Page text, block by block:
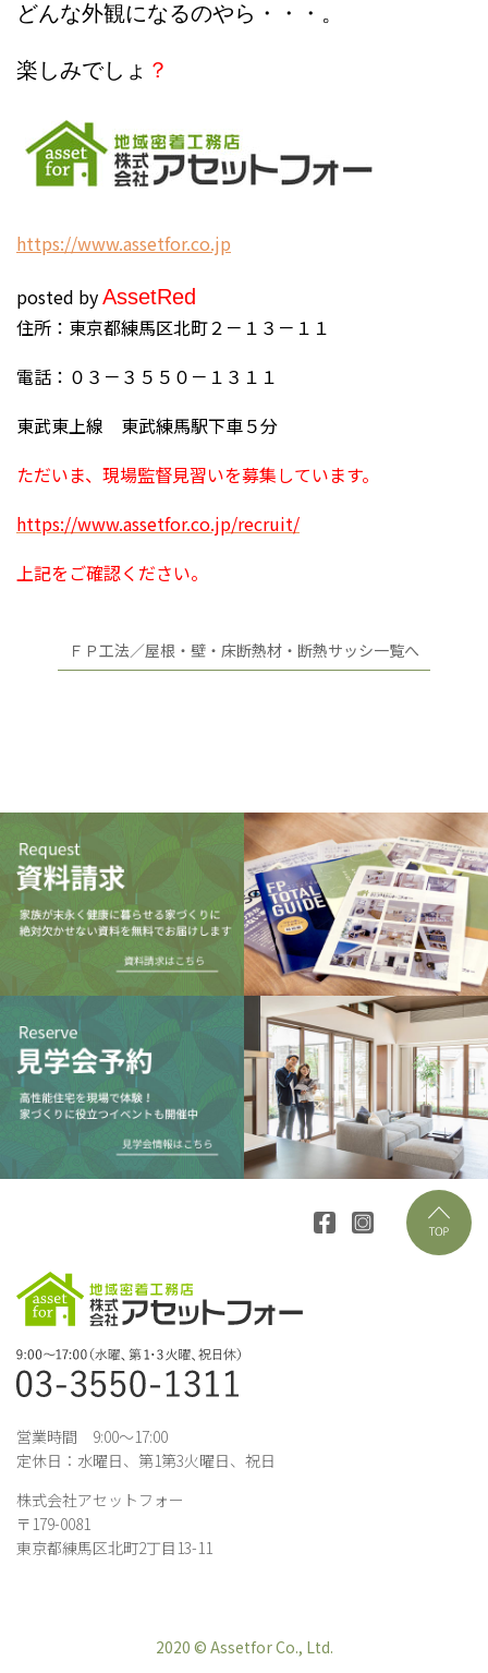
どんな外観になるのやら・・・。
楽しみでしょ ？
https://www.assetfor.co.jp
posted byAssetRed
住所：東京都練馬区北町２－１３－１１
電話：０３－３５５０－１３１１
東武東上線 東武練馬駅下車５分
ただいま、現場監督見習いを募集しています。
https://www.assetfor.co.jp/recruit/
上記をご確認ください。
ＦＰ工法／屋根・壁・床断熱材・断熱サッシ一覧へ
営業時間 9:00～17:00
定休日：水曜日、第1第3火曜日、祝日
株式会社アセットフォー
〒179-0081
東京都練馬区北町2丁目13-11
2020 © Assetfor Co., Ltd.